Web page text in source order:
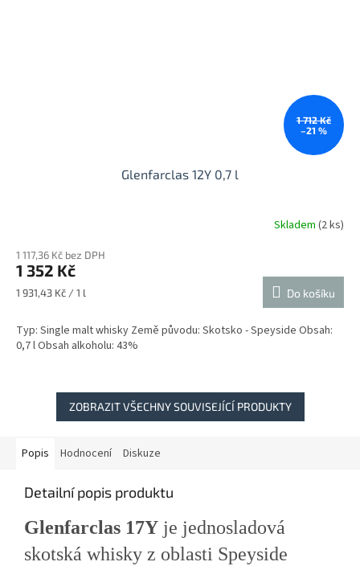
1 712 Kč
–21 %
Glenfarclas 12Y 0,7 l
Skladem (2 ks)
1 117,36 Kč bez DPH
1 352 Kč
Měrná
1 931,43 Kč / 1 l Do košíku
Typ: Single malt whisky Země původu: Skotsko - Speyside Obsah:
0,7 l Obsah alkoholu: 43%
ZOBRAZIT VŠECHNY SOUVISEJÍCÍ PRODUKTY
Popis Hodnocení Diskuze
Detailní popis produktu
Glenfarclas 17Y je jednosladová
skotská whisky z oblasti Speyside